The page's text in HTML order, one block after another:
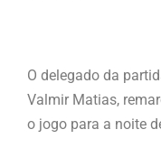
O delegado da
Valmir Matias,
o jogo para a noite